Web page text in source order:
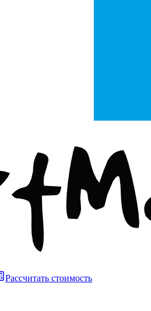
Рассчитать стоимость